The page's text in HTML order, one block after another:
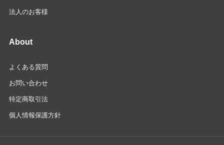
法人のお客様
About
よくある質問
お問い合わせ
特定商取引法
個人情報保護方針